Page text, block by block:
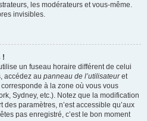
les modérateurs et vous-même.
invisibles.
!
un fuseau horaire différent de celui
accédez au panneau de l’utilisateuret
à la zone où vous vous
Sydney, etc.). Notez que la modification
paramètres, n’est accessible qu’aux
pas enregistré, c’est le bon moment